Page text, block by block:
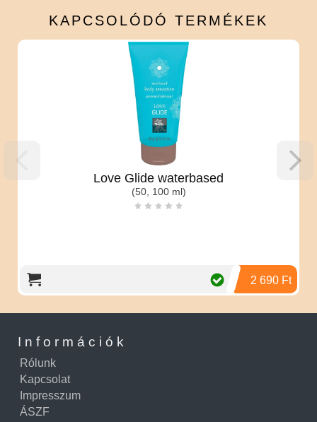
KAPCSOLÓDÓ TERMÉKEK
Love Glide waterbased
(50, 100 ml)
2 690 Ft
Információk
Rólunk
Kapcsolat
Impresszum
ÁSZF